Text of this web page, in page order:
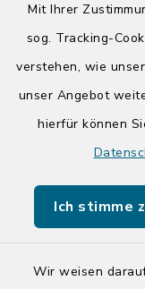
Mit Ihrer
sog. Tracking-
verstehen, wie
unser Angebot
hierfür können
Ich stimme
Wir weisen
Donnerstag
14:00-17:00
Tourist-